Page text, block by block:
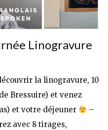
Linogravure
la linogravure, 10
Bressuire) et venez
et votre déjeuner
–
avec 8 tirages,